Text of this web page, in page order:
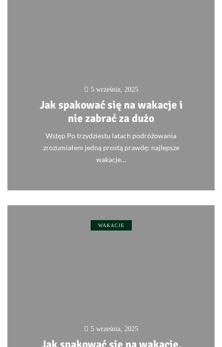
5 września, 2025
Jak spakować się na wakacje i
nie zabrać za dużo
Wstęp Po trzydziestu latach podróżowania
zrozumiałem jedną prostą prawdę: najlepsze
wakacje…
WAKACJE
5 września, 2025
Jak spakować się na wakacje,